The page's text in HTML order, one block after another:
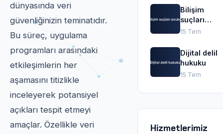
dünyasında veri
güvenliğinizin teminatıdır.
Bu süreç, uygulama
programları arasındaki
etkileşimlerin her
aşamasını titizlikle
inceleyerek potansiyel
açıkları tespit etmeyi
amaçlar. Özellikle veri
Bilişim
suçları
avukatı
15 Tem
Dijital delil
hukuku
15 Tem
Hizmetlerimiz